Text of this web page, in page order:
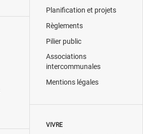
Planification et projets
Règlements
Pilier public
Associations
intercommunales
Mentions légales
VIVRE